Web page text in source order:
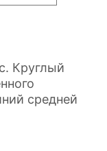
Круглый
средней